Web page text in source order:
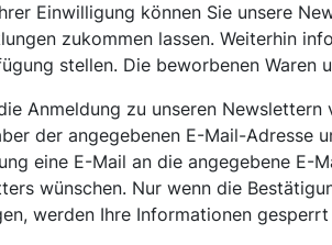
Einwilligung können Sie unsere
zukommen lassen. Weiterhin
stellen. Die beworbenen Waren
Anmeldung zu unseren
der angegebenen E-Mail-Adresse
eine E-Mail an die angegebene E-
wünschen. Nur wenn die
werden Ihre Informationen